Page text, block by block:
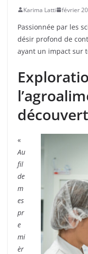
Karima Latti février
Passionnée par les
désir profond de
ayant un impact sur
«
Au
fil
de
m
es
pr
e
mi
èr